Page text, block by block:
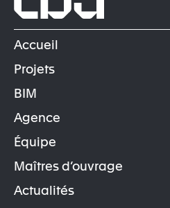
Accueil
Projets
BIM
Agence
Équipe
Maîtres d’ouvrage
Actualités